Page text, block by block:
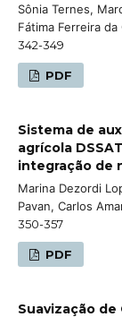
Sônia Ternes,
Fátima Ferreira
342-349
PDF
Sistema de
agrícola
integração de
Marina Dezordi
Pavan, Carlos
350-357
PDF
Suavização de